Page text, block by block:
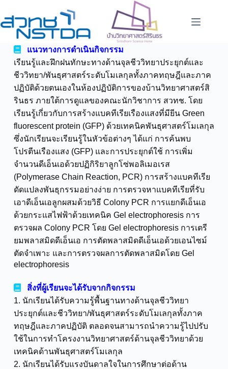
แนวทางการดำเนินกิจกรรม
เรียนรู้และฝึกฝนทักษะทางด้านจุลชีววิทยาประยุกต์และ
ชีววิทยา/พันธุศาสตร์ระดับโมเลกุลทั้งภาคทฤษฎีและภาค
ปฏิบัติด้วยตนเองในห้องปฏิบัติการของบ้านวิทยาศาสตร์สิ
รินธร ภายใต้การดูแลของคณะนักวิชาการ สวทช. โดย
เรียนรู้เกี่ยวกับการสร้างแบคทีเรียเรืองแสงที่มียีน Green
fluorescent protein (GFP) ด้วยเทคนิคพันธุศาสตร์โมเลกุล
ซึ่งนักเรียนจะเรียนรู้ในหัวข้อต่างๆ ได้แก่ การค้นพบ
โปรตีนเรืองแสง (GFP) และการประยุกต์ใช้ การเพิ่ม
จำนวนดีเอ็นเอด้วยปฏิกิริยาลูกโซ่พอลิเมอเรส
(Polymerase Chain Reaction, PCR) การสร้างแบคทีเรีย
ดัดแปลงพันธุกรรมอย่างง่าย การตรวจหาแบคทีเรียที่รับ
เอาดีเอ็นเอลูกผสมด้วยวิธี Colony PCR การแยกดีเอ็นเอ
ด้วยกระแสไฟฟ้าด้วยเทคนิค Gel electrophoresis การ
ตรวจผล Colony PCR โดย Gel electrophoresis การเตรี
ยมพลาสมิดดีเอ็นเอ การตัดพลาสมิดดีเอ็นเอด้วยเอนไซม์
ตัดจำเพาะ และการตรวจผลการตัดพลาสมิดโดย Gel
electrophoresis
สิ่งที่ผู้เรียนจะได้รับจากกิจกรรม
1. นักเรียนได้รับความรู้พื้นฐานทางด้านจุลชีววิทยา
ประยุกต์และชีววิทยา/พันธุศาสตร์ระดับโมเลกุลทั้งภาค
ทฤษฎีและภาคปฏิบัติ ตลอดจนสามารถนำความรู้ไปปรับ
ใช้ในการทำโครงงานวิทยาศาสตร์ด้านจุลชีววิทยาด้วย
เทคนิคด้านพันธุศาสตร์โมเลกุล
2. นักเรียนได้รับแรงบันดาลใจในการศึกษาต่อด้าน